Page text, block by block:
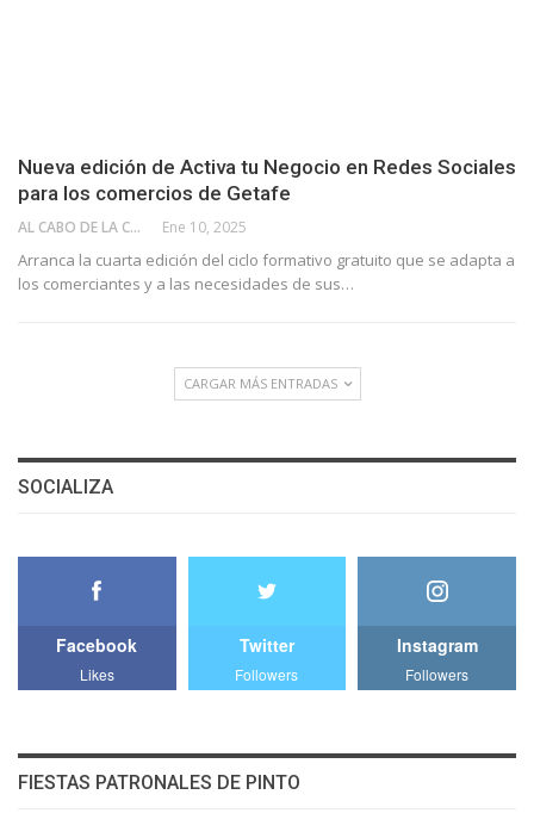
Nueva edición de Activa tu Negocio en Redes Sociales
para los comercios de Getafe
AL CABO DE LA CALLE Ene 10, 2025
Arranca la cuarta edición del ciclo formativo gratuito que se adapta a
los comerciantes y a las necesidades de sus…
CARGAR MÁS ENTRADAS
SOCIALIZA
Facebook
Likes
Twitter
Followers
Instagram
Followers
FIESTAS PATRONALES DE PINTO